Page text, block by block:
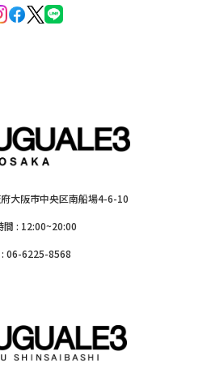
大阪市中央区南船場4-6-10
間 : 12:00~20:00
: 06-6225-8568